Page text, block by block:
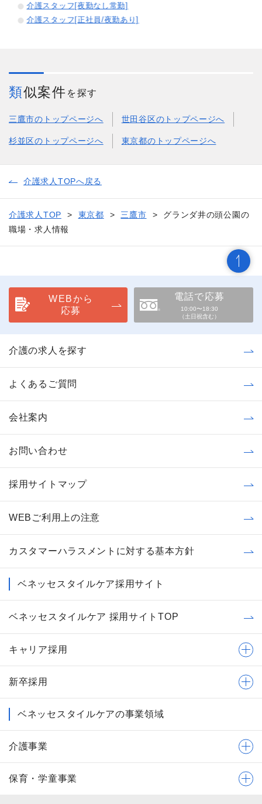
介護スタッフ[夜勤なし常勤]
介護スタッフ[正社員/夜勤あり]
類似案件 を探す
三鷹市のトップページへ 世田谷区のトップページへ
杉並区のトップページへ 東京都のトップページへ
介護求人TOPへ戻る
介護求人TOP 東京都 三鷹市
グランダ井の頭公園の
職場・求人情報
WEBから
応募
電話で応募
10:00〜18:30
（土日祝含む）
介護の求人を探す
よくあるご質問
会社案内
お問い合わせ
採用サイトマップ
WEBご利用上の注意
カスタマーハラスメントに対する基本方針
ベネッセスタイルケア採用サイト
ベネッセスタイルケア 採用サイトTOP
キャリア採用
新卒採用
ベネッセスタイルケアの事業領域
介護事業
保育・学童事業